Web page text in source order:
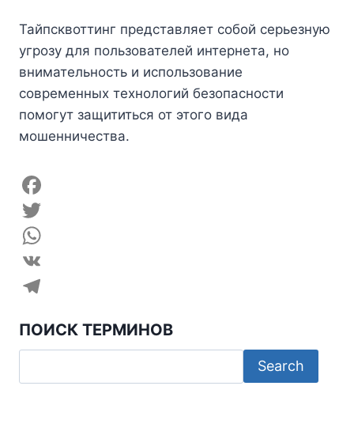
Тайпсквоттинг представляет собой серьезную
угрозу для пользователей интернета, но
внимательность и использование
современных технологий безопасности
помогут защититься от этого вида
мошенничества.
F
a
c
e
o
k
T
w
t
r
W
h
t
A
V
e
e
ПОИСК ТЕРМИНОВ